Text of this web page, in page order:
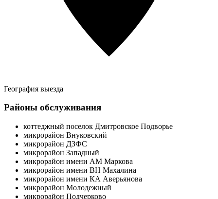
География выезда
Районы обслуживания
коттеджный поселок Дмитровское Подворье
микрорайон Внуковский
микрорайон ДЗФС
микрорайон Западный
микрорайон имени АМ Маркова
микрорайон имени ВН Махалина
микрорайон имени КА Аверьянова
микрорайон Молодежный
микрорайон Подчерково